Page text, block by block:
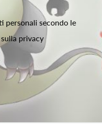
personali secondo le
privacy